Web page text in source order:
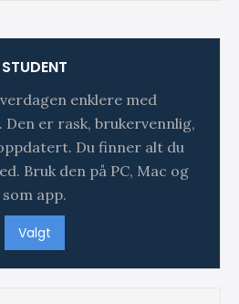
STUDENT
enklere med
Den er rask, brukervennlig,
Du finner alt du
Bruk den på PC, Mac og
som app.
Valgt